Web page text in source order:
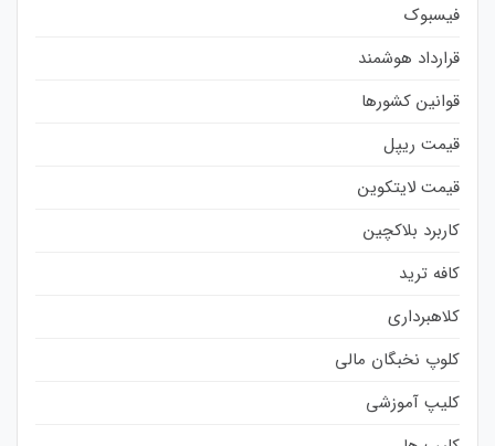
فیسبوک
قرارداد هوشمند
قوانین کشورها
قیمت ریپل
قیمت لایتکوین
کاربرد بلاکچین
کافه ترید
کلاهبرداری
کلوپ نخبگان مالی
کلیپ آموزشی